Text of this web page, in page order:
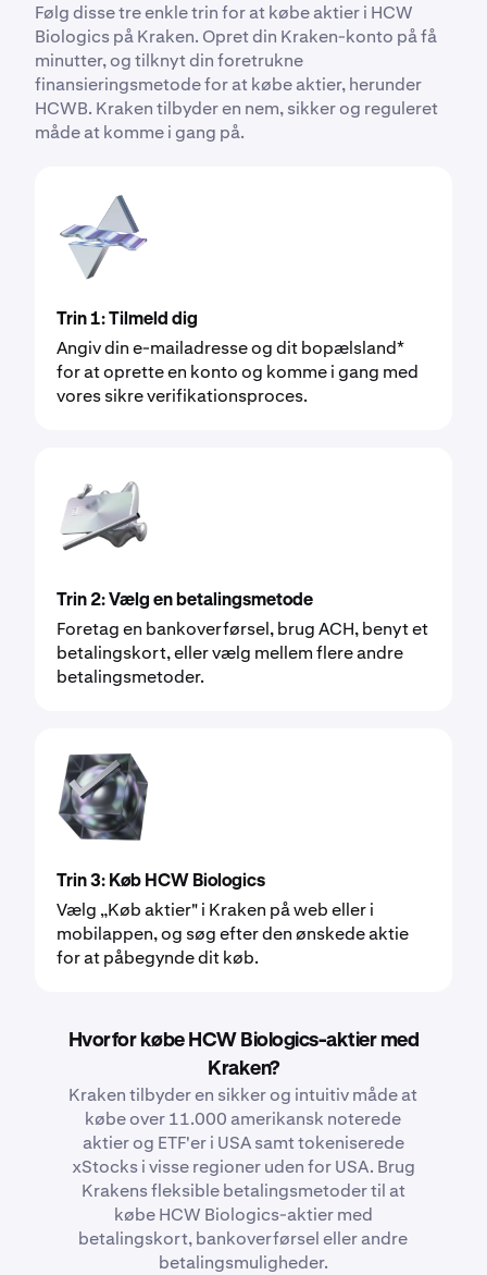
Følg disse tre enkle trin for at købe aktier i HCW
Biologics på Kraken. Opret din Kraken-konto på få
minutter, og tilknyt din foretrukne
finansieringsmetode for at købe aktier, herunder
HCWB. Kraken tilbyder en nem, sikker og reguleret
måde at komme i gang på.
Trin 1: Tilmeld dig
Angiv din e-mailadresse og dit bopælsland*
for at oprette en konto og komme i gang med
vores sikre verifikationsproces.
Trin 2: Vælg en betalingsmetode
Foretag en bankoverførsel, brug ACH, benyt et
betalingskort, eller vælg mellem flere andre
betalingsmetoder.
Trin 3: Køb HCW Biologics
Vælg „Køb aktier" i Kraken på web eller i
mobilappen, og søg efter den ønskede aktie
for at påbegynde dit køb.
Hvorfor købe HCW Biologics-aktier med
Kraken?
Kraken tilbyder en sikker og intuitiv måde at
købe over 11.000 amerikansk noterede
aktier og ETF'er i USA samt tokeniserede
xStocks i visse regioner uden for USA. Brug
Krakens fleksible betalingsmetoder til at
købe HCW Biologics-aktier med
betalingskort, bankoverførsel eller andre
betalingsmuligheder.